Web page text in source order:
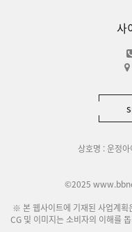
사
상호명 : 운정
©2025
※ 본 웹사이트에 기재된 사업계획
CG 및 이미지는 소비자의 이해를